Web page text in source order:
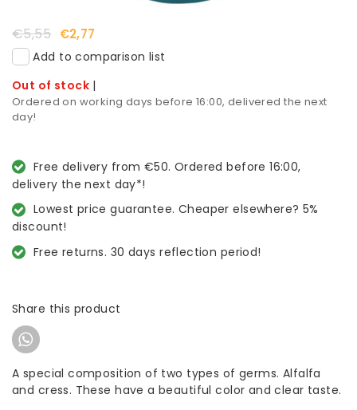
€5,55 €2,77
Add to comparison list
Out of stock |
Ordered on working days before 16:00, delivered the next
day!
Free delivery from €50. Ordered before 16:00,
delivery the next day*!
Lowest price guarantee. Cheaper elsewhere? 5%
discount!
Free returns. 30 days reflection period!
Share this product
A special composition of two types of germs. Alfalfa
and cress. These have a beautiful color and clear taste.